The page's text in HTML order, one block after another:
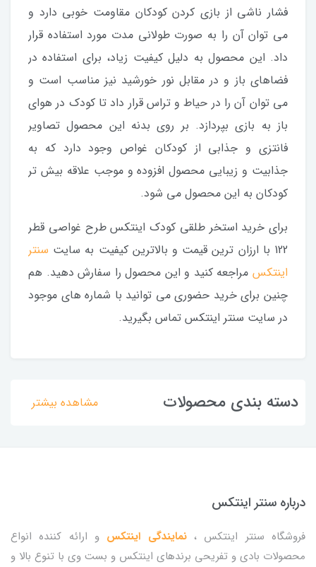
فشار ناشی از بازی کردن کودکان مقاومت خوبی دارد و
می توان آن را به صورت طولانی مدت مورد استفاده قرار
داد. این محصول به دلیل کیفیت زیاد، برای استفاده در
فضاهای باز و در مقابل نور خورشید نیز مناسب است و
می توان آن را در حیاط و تراس قرار داد تا کودک در هوای
باز به بازی بپردازد. بر روی بدنه این محصول تصاویر
فانتزی و جذابی از کودکان غواص وجود دارد که به
جذابیت و زیبایی محصول افزوده و موجب علاقه بیش تر
کودکان به این محصول می شود.
برای خرید استخر طلقی کودک اینتکس طرح غواصی قطر
122 با ارزان ترین قیمت و بالاترین کیفیت به سایت
سنتر
اینتکس مراجعه کنید و این محصول را سفارش دهید. هم
چنین برای خرید حضوری می توانید با شماره های موجود
در سایت سنتر اینتکس تماس بگیرید.
دسته بندی محصولات مشاهده بیشتر
درباره سنتر اینتکس
فروشگاه سنتر اینتکس ،نمایندگی اینتکس و ارائه کننده انواع
محصولات بادی و تفریحی برندهای اینتکس و بست وی با تنوع بالا و